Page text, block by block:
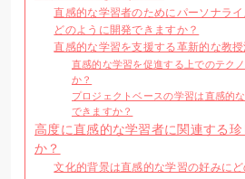
直感的な学習者のためにパーソナラ
どのように開発できますか？
直感的な学習を支援する革新的な教
直感的な学習を促進する上でのテク
か？
プロジェクトベースの学習は直感的
できますか？
高度に直感的な学習者に関連する
か？
文化的背景は直感的な学習の好みに